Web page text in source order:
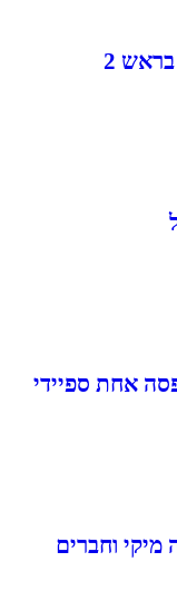
אחת ספיידי